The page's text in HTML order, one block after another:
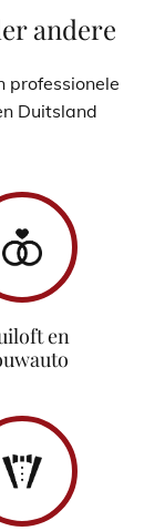
andere
professionele
Duitsland
en